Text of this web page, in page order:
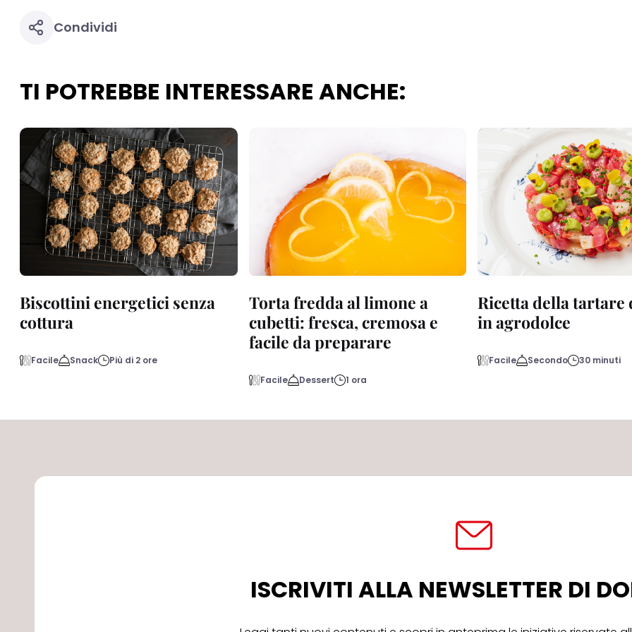
Condividi
TI POTREBBE INTERESSARE ANCHE:
Biscottini energetici senza
cottura
Facile Snack Più di 2 ore
Torta fredda al limone a
cubetti: fresca, cremosa e
facile da preparare
Facile Dessert 1 ora
Ricetta della tartare
in agrodolce
Facile Secondo 30 minuti
ISCRIVITI ALLA NEWSLETTER DI